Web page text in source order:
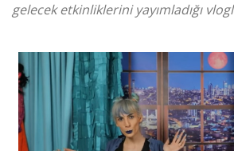
gelecek etkinliklerini yayımladığı